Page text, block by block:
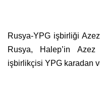
Rusya-YPG işbirliği Azez
Rusya, Halep’in Azez
işbirlikçisi YPG karadan